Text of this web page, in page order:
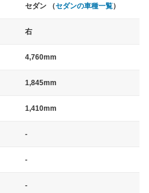
セダン （セダンの車種一覧）
右
4,760mm
1,845mm
1,410mm
-
-
-